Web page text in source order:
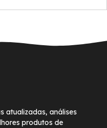
atualizadas, análises
produtos de